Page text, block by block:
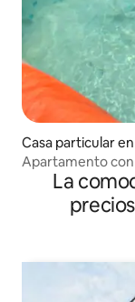
Casa particular
Apartamento con
playaLa